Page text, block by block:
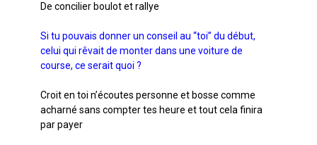
De concilier boulot et rallye
Si tu pouvais donner un conseil au “toi” du début,
celui qui rêvait de monter dans une voiture de
course, ce serait quoi ?
Croit en toi n’écoutes personne et bosse comme
acharné sans compter tes heure et tout cela finira
par payer